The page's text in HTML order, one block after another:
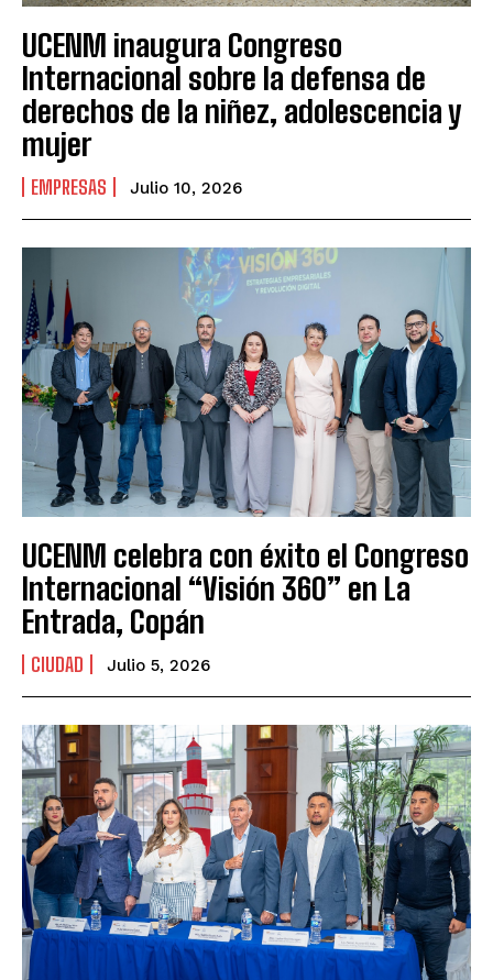
UCENM inaugura Congreso
Internacional sobre la defensa de
derechos de la niñez, adolescencia y
mujer
EMPRESAS Julio 10, 2026
UCENM celebra con éxito el Congreso
Internacional “Visión 360” en La
Entrada, Copán
CIUDAD Julio 5, 2026